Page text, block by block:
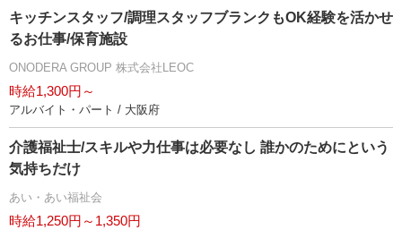
キッチンスタッフ/調理スタッフブランクもOK経験を活かせ
るお仕事/保育施設
ONODERA GROUP 株式会社LEOC
時給1,300円～
アルバイト・パート / 大阪府
介護福祉士/スキルや力仕事は必要なし 誰かのためにという
気持ちだけ
あい・あい福祉会
時給1,250円～1,350円